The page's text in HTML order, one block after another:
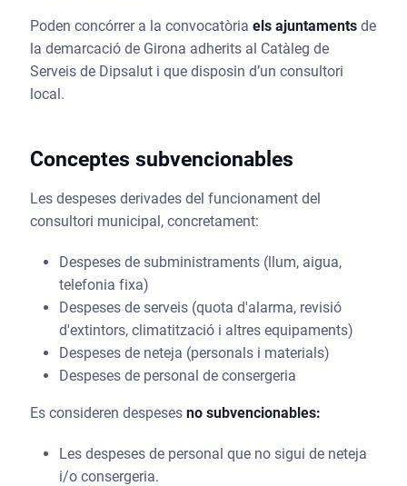
Poden concórrer a la convocatòria els ajuntamentsde
la demarcació de Girona adherits al Catàleg de
Serveis de Dipsalut i que disposin d’un consultori
local.
Conceptes subvencionables
Les despeses derivades del funcionament del
consultori municipal, concretament:
Despeses de subministraments (llum, aigua,
telefonia fixa)
Despeses de serveis (quota d'alarma, revisió
d'extintors, climatització i altres equipaments)
Despeses de neteja (personals i materials)
Despeses de personal de consergeria
Es consideren despeses no subvencionables:
Les despeses de personal que no sigui de neteja
i/o consergeria.